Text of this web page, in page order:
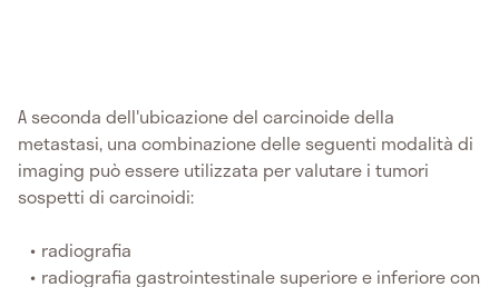
A seconda dell'ubicazione del carcinoide della
metastasi, una combinazione delle seguenti modalità di
imaging può essere utilizzata per valutare i tumori
sospetti di carcinoidi:
radiografia
radiografia gastrointestinale superiore e inferiore con